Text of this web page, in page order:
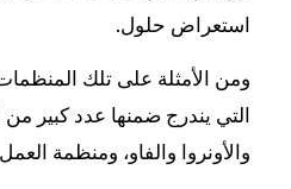
استعراض حلول.
ومن الأمثلة على تلك
التي يندرج ضمنها عدد كبير
والأونروا والفاو، ومنظمة